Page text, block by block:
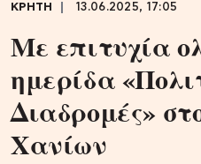
ΚΡΗΤΗ 13.06.2025, 17:05
Με επιτυχία
ημερίδα
Διαδρομές»
Χανίων